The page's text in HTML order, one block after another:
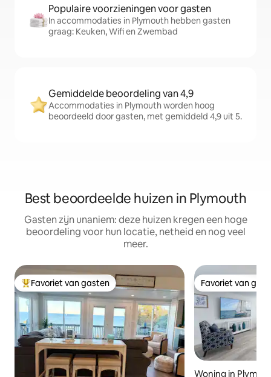
Populaire voorzieningen voor gasten
In accommodaties in Plymouth hebben gasten
graag: Keuken, Wifi en Zwembad
Gemiddelde beoordeling van 4,9
Accommodaties in Plymouth worden hoog
beoordeeld door gasten, met gemiddeld 4,9 uit 5.
Best beoordeelde huizen in Plymouth
Gasten zijn unaniem: deze huizen kregen een hoge
beoordeling voor hun locatie, netheid en nog veel
meer.
Topfavoriet van gasten
Favoriet van gasten Favoriet van
Favoriet van
Woning in